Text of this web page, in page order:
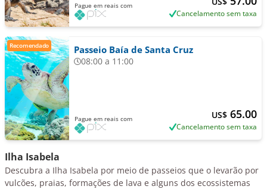
Cancelamento sem taxa
Pague em reais com
Recomendado Passeio Baía de Santa Cruz
08:00 a 11:00
US$ 65.00
Cancelamento sem taxa
Pague em reais com
Ilha Isabela
Descubra a Ilha Isabela por meio de passeios que o levarão por
vulcões, praias, formações de lava e alguns dos ecossistemas